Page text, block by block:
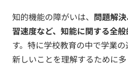
知的機能の障がいは、 問題解
習速度など、知能に関する全
す。特に学校教育の中で学業の
新しいことを理解するために